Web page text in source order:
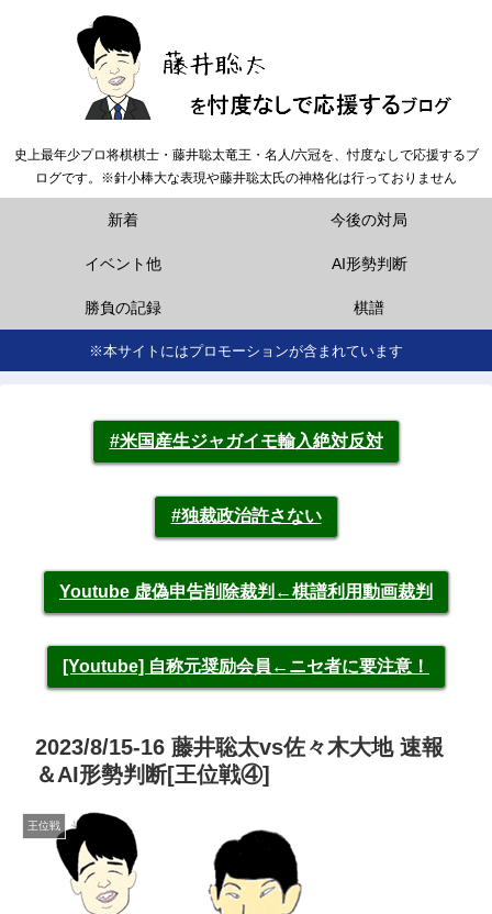
史上最年少プロ将棋棋士・藤井聡太竜王・名人/六冠を、忖度なしで応援するブ
ログです。※針小棒大な表現や藤井聡太氏の神格化は行っておりません
新着 今後の対局
イベント他 AI形勢判断
勝負の記録 棋譜
※本サイトにはプロモーションが含まれています
#米国産生ジャガイモ輸入絶対反対
#独裁政治許さない
Youtube 虚偽申告削除裁判←棋譜利用動画裁判
[Youtube] 自称元奨励会員←ニセ者に要注意！
2023/8/15-16 藤井聡太vs佐々木大地 速報
＆AI形勢判断[王位戦④]
王位戦